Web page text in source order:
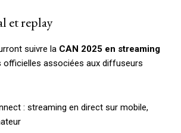
et replay
suivre la CAN 2025 en streaming
officielles associées aux diffuseurs
: streaming en direct sur mobile,